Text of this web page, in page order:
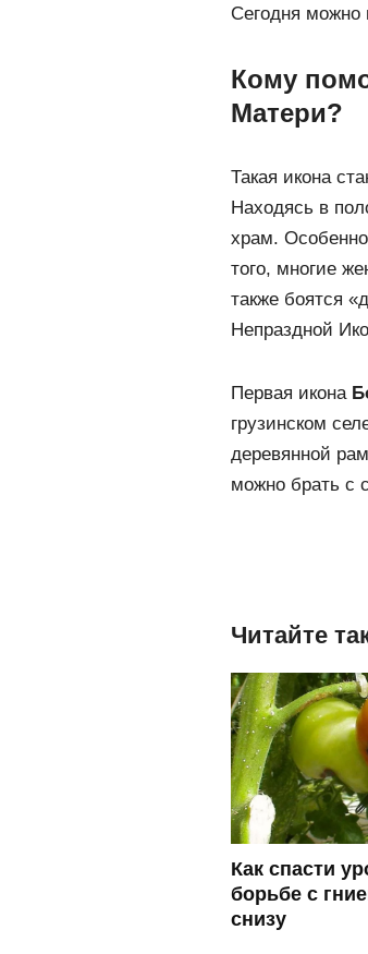
Сегодня можно
Кому
Матери?
Такая икона
Находясь в
храм.
того, многие
также боятся
Непраздной
Первая икона
грузинском
деревянной
можно брать с
Читайте
Как спасти
борьбе с
снизу